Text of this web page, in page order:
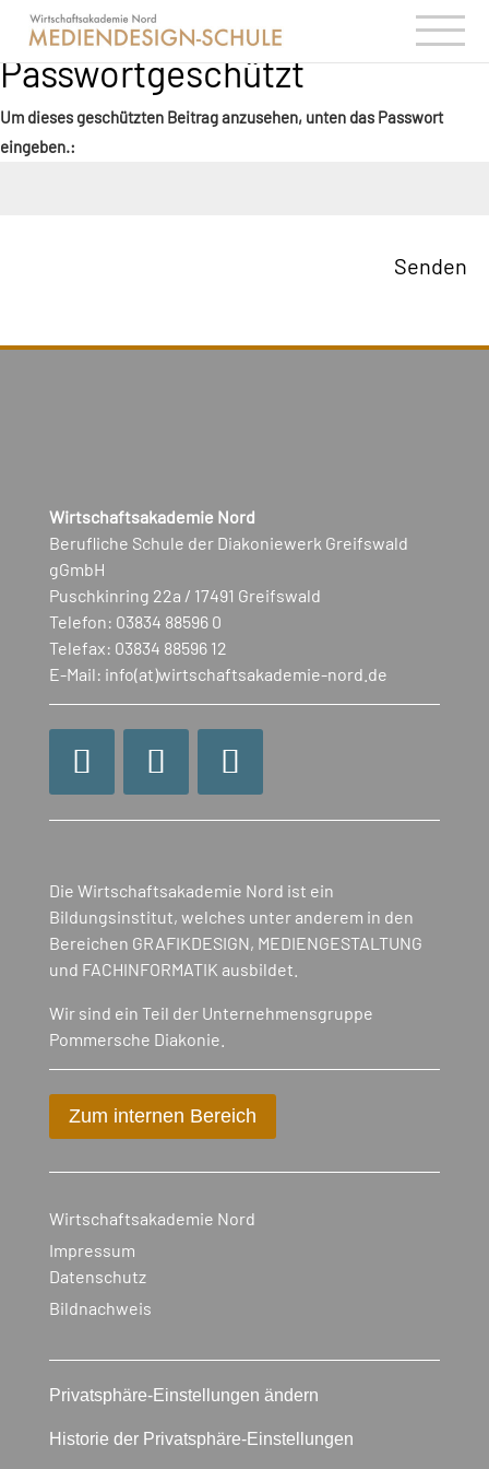
Pass­wort­ge­schützt
Um dieses geschütz­ten Beitrag anzu­se­hen, unten das Pass­wort
einge­ben.:
Senden
Wirtschaftsakademie Nord
Berufliche Schule der Diakoniewerk Greifswald
gGmbH
Puschkinring 22a / 17491 Greifswald
Telefon: 03834 88596 0
Telefax: 03834 88596 12
E-Mail: info(at)wirtschaftsakademie-nord.de
Die Wirtschaftsakademie Nord ist ein
Bildungsinstitut, welches unter anderem in den
Bereichen GRAFIKDESIGN, MEDIENGESTALTUNG
und FACHINFORMATIK ausbildet.
Wir sind ein Teil der Unternehmensgruppe
Pommersche Diakonie.
Zum internen Bereich
Wirtschaftsakademie Nord
Impressum
Datenschutz
Bildnachweis
Privatsphäre-Einstellungen ändern
Historie der Privatsphäre-Einstellungen